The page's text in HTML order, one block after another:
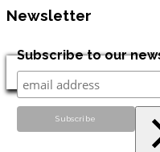
Newsletter
Subscribe to our